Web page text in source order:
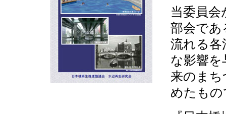
当委員
部会であ
流れる
な影響
来のま
めたも